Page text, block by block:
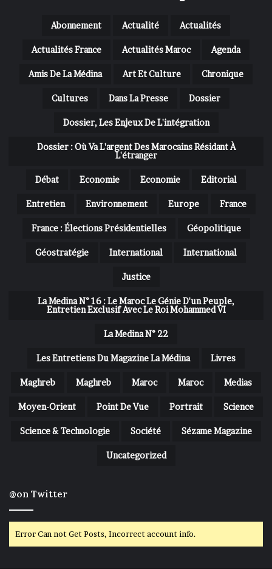
Abonnement Actualité Actualités
Actualités France Actualités Maroc Agenda
Amis De La Médina Art Et Culture Chronique
Cultures Dans La Presse Dossier
Dossier, Les Enjeux De L'intégration
Dossier : Où Va L'argent Des Marocains Résidant À
L'étranger
Débat Economie Economie Editorial
Entretien Environnement Europe France
France : Élections Présidentielles Géopolitique
Géostratégie International International
Justice
La Medina N° 16 : Le Maroc Le Génie D'un Peuple,
Entretien Exclusif Avec Le Roi Mohammed VI
La Medina N° 22
Les Entretiens Du Magazine La Médina Livres
Maghreb Maghreb Maroc Maroc Medias
Moyen-Orient Point De Vue Portrait Science
Science & Technologie Société Sézame Magazine
Uncategorized
@on Twitter
Error Can not Get Posts, Incorrect account info.